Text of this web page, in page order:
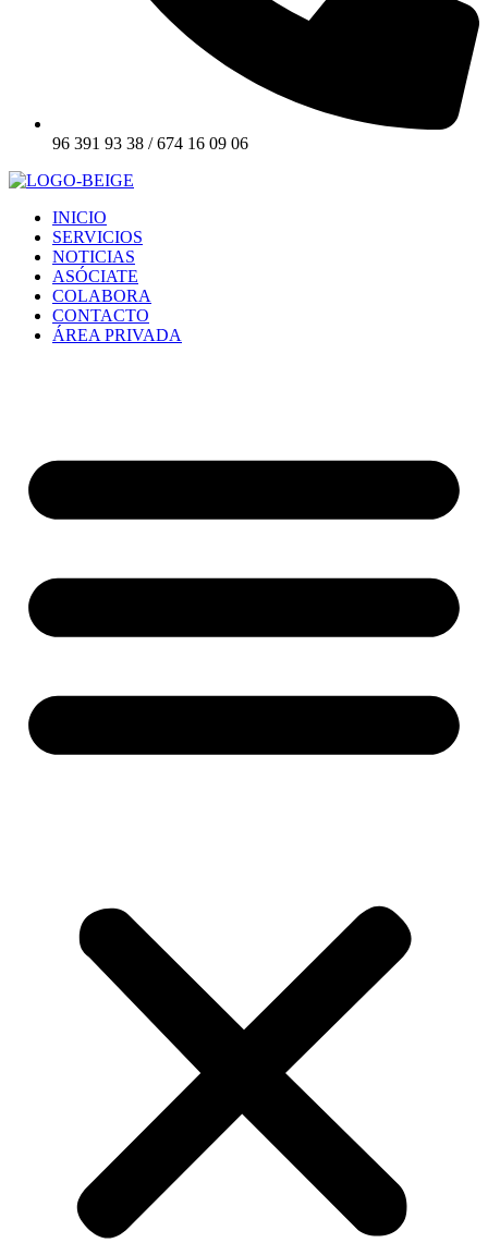
96 391 93 38 / 674 16 09 06
INICIO
SERVICIOS
NOTICIAS
ASÓCIATE
COLABORA
CONTACTO
ÁREA PRIVADA